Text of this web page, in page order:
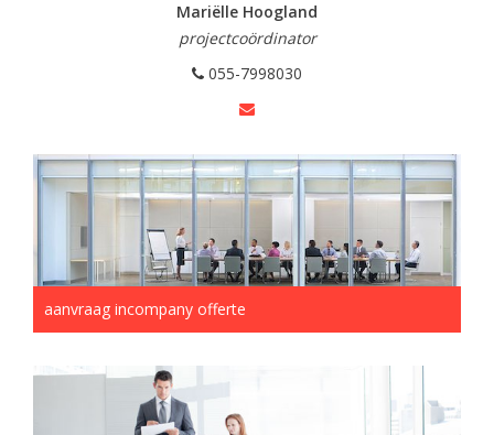
Mariëlle Hoogland
projectcoördinator
055-7998030
aanvraag incompany offerte